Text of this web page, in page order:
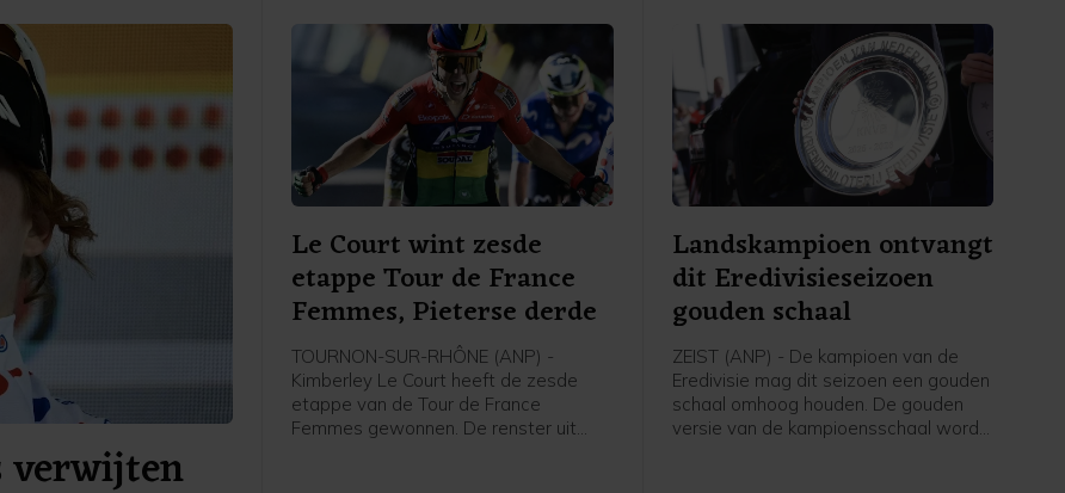
verwijten
Le Court wint zesde
etappe Tour de France
Femmes, Pieterse derde
TOURNON-SUR-RHÔNE (ANP) -
Kimberley Le Court heeft de zesde
etappe van de Tour de France
Femmes gewonnen. De renster uit
Landskampioen ontvangt
dit Eredivisieseizoen
gouden schaal
ZEIST (ANP) - De kampioen van de
Eredivisie mag dit seizoen een gouden
schaal omhoog houden. De gouden
versie van de kampioensschaal wordt